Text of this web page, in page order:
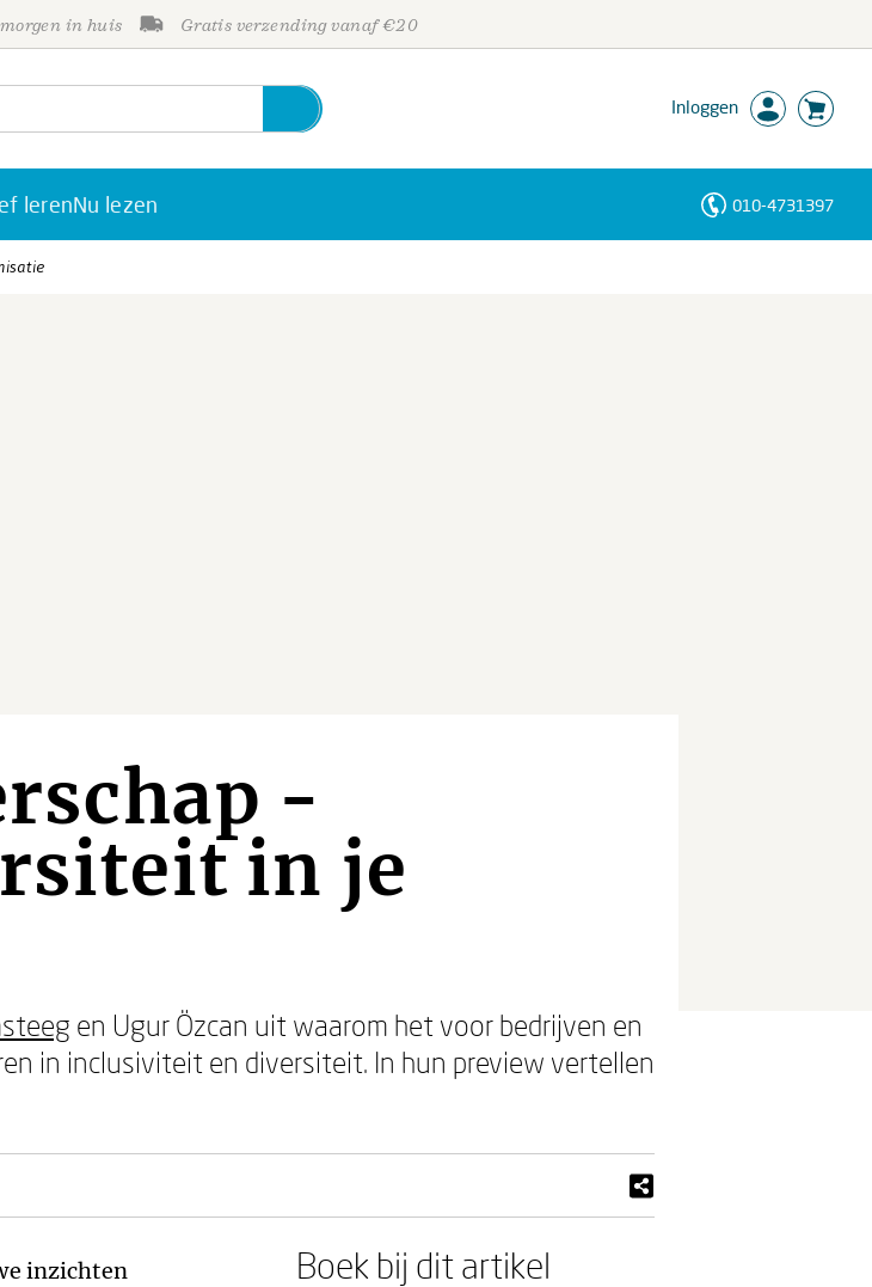
in huis Gratis verzending vanaf €20
Inloggen
lerenNu lezen 010-4731397
-
in je
en Ugur Özcan uit waarom het voor bedrijven en
in inclusiviteit en diversiteit. In hun preview vertellen
inzichten
Boek bij dit artikel
Personen